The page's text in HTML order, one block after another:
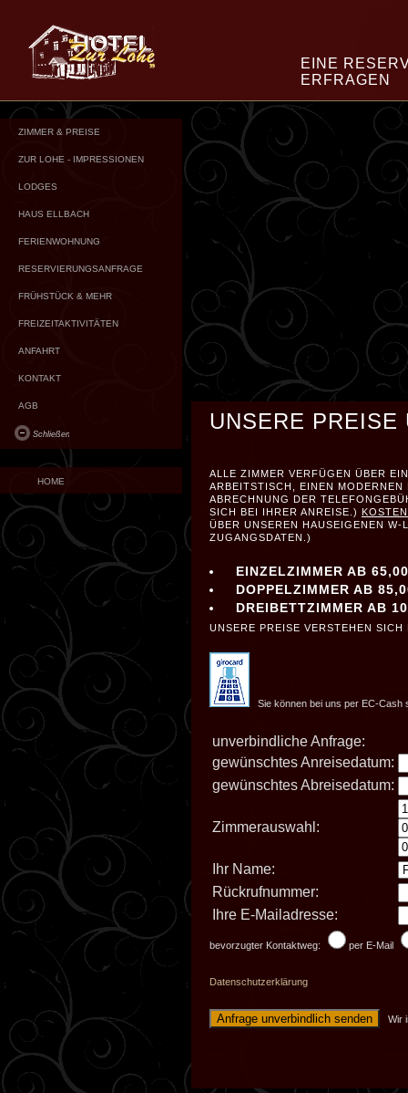
EINE
ERFRAGEN
ZIMMER & PREISE
ZUR LOHE - IMPRESSIONEN
LODGES
HAUS ELLBACH
FERIENWOHNUNG
RESERVIERUNGSANFRAGE
FRÜHSTÜCK & MEHR
FREIZEITAKTIVITÄTEN
ANFAHRT
KONTAKT
AGB
Schließen
HOME
UNSERE PREISE
ALLE ZIMMER VERFÜGEN ÜBER
ARBEITSTISCH, EINEN
ABRECHNUNG DER
SICH BEI IHRER ANREISE.)
ÜBER UNSEREN HAUSEIGENEN
ZUGANGSDATEN.)
EINZELZIMMER AB
DOPPELZIMMER AB
DREIBETTZIMMER AB
UNSERE PREISE VERSTEHEN
Sie können bei uns per EC-Cash
unverbindliche Anfrage:
gewünschtes Anreisedatum:
gewünschtes Abreisedatum:
Zimmerauswahl:
Ihr Name:
Rückrufnummer:
Ihre E-Mailadresse:
bevorzugter Kontaktweg: per E-Mail
Datenschutzerklärung
Wir